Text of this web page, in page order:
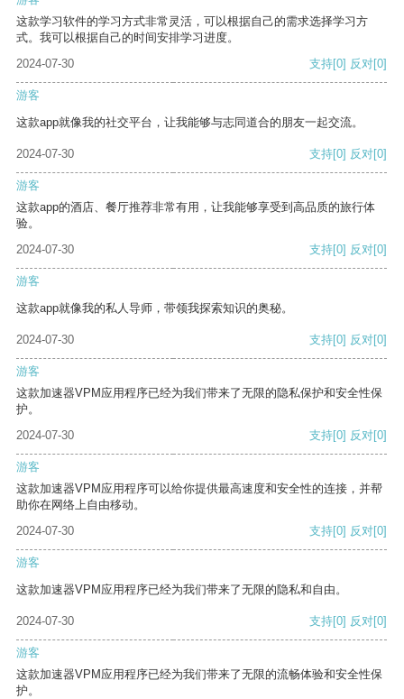
这款学习软件的学习方式非常灵活，可以根据自己的需求选择学习方
式。我可以根据自己的时间安排学习进度。
2024-07-30
支持[0] 反对[0]
游客
这款app就像我的社交平台，让我能够与志同道合的朋友一起交流。
2024-07-30 支持[0] 反对[0]
游客
这款app的酒店、餐厅推荐非常有用，让我能够享受到高品质的旅行体
验。
2024-07-30
支持[0] 反对[0]
游客
这款app就像我的私人导师，带领我探索知识的奥秘。
2024-07-30 支持[0] 反对[0]
游客
这款加速器VPM应用程序已经为我们带来了无限的隐私保护和安全性保
护。
2024-07-30
支持[0] 反对[0]
游客
这款加速器VPM应用程序可以给你提供最高速度和安全性的连接，并帮
助你在网络上自由移动。
2024-07-30
支持[0] 反对[0]
游客
这款加速器VPM应用程序已经为我们带来了无限的隐私和自由。
2024-07-30 支持[0] 反对[0]
游客
这款加速器VPM应用程序已经为我们带来了无限的流畅体验和安全性保
护。